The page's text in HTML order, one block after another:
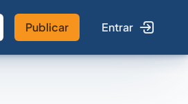
Publicar Entrar